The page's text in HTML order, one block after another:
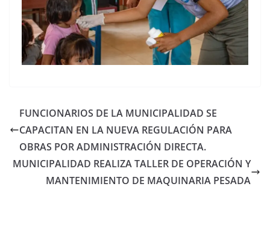
FUNCIONARIOS DE LA MUNICIPALIDAD SE
CAPACITAN EN LA NUEVA REGULACIÓN PARA
OBRAS POR ADMINISTRACIÓN DIRECTA.
MUNICIPALIDAD REALIZA TALLER DE OPERACIÓN Y
MANTENIMIENTO DE MAQUINARIA PESADA